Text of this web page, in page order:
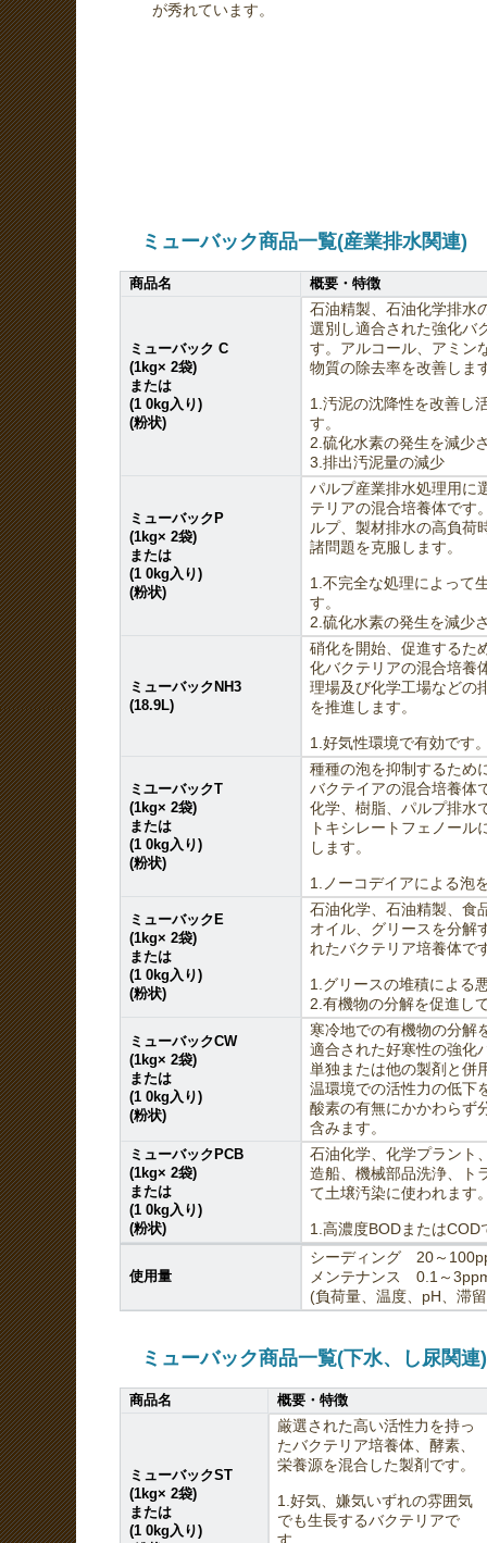
が秀れています。
ミューバック商品一覧(産業排水関連)
商品名 概要・特徴
ミューバック C
(1kg× 2袋)
または
(1 0kg入り)
(粉状)
石油精製、石油化学排水
選別し適合された強化バ
す。アルコール、アミン
物質の除去率を改善しま
1.汚泥の沈降性を改善し
す。
2.硫化水素の発生を減少
3.排出汚泥量の減少
ミューバックP
(1kg× 2袋)
または
(1 0kg入り)
(粉状)
パルプ産業排水処理用に
テリアの混合培養体です
ルプ、製材排水の高負荷
諸問題を克服します。
1.不完全な処理によって
す。
2.硫化水素の発生を減少
ミューバックNH3
(18.9L)
硝化を開始、促進するた
化バクテリアの混合培養
理場及び化学工場などの
を推進します。
1.好気性環境で有効です
ミユーバックT
(1kg× 2袋)
または
(1 0kg入り)
(粉状)
種種の泡を抑制するため
バクテイアの混合培養体
化学、樹脂、パルプ排水
トキシレートフェノール
します。
1.ノーコデイアによる泡
ミューバックE
(1kg× 2袋)
または
(1 0kg入り)
(粉状)
石油化学、石油精製、食
オイル、グリースを分解
れたバクテリア培養体で
1.グリースの堆積による
2.有機物の分解を促進し
ミューバックCW
(1kg× 2袋)
または
(1 0kg入り)
(粉状)
寒冷地での有機物の分解
適合された好寒性の強化
単独または他の製剤と併
温環境での活性力の低下
酸素の有無にかかわらず
含みます。
ミューバックPCB
(1kg× 2袋)
または
(1 0kg入り)
(粉状)
石油化学、化学プラント
造船、機械部品洗浄、ト
て土壌汚染に使われます
1.高濃度BODまたはCOD
使用量
シーディング 20～
メンテナンス 0.1～
(負荷量、温度、pH、滞
ミューバック商品一覧(下水、し尿関連)
商品名 概要・特徴
ミューバックST
(1kg× 2袋)
または
(1 0kg入り)
厳選された高い活性力を持っ
たバクテリア培養体、酵素、
栄養源を混合した製剤です。
1.好気、嫌気いずれの雰囲気
でも生長するバクテリアで